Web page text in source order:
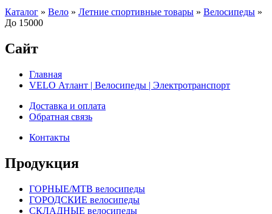
Каталог » Вело » Летние спортивные товары » Велосипеды »
До 15000
Сайт
Главная
VELO Атлант | Велосипеды | Электротранспорт
Доставка и оплата
Обратная связь
Контакты
Продукция
ГОРНЫЕ/MTB велосипеды
ГОРОДСКИЕ велосипеды
СКЛАДНЫЕ велосипеды